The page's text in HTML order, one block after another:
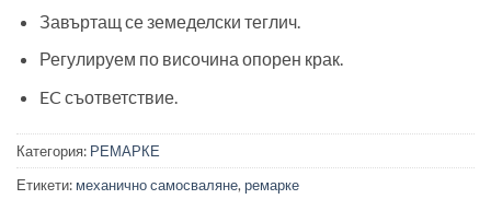
Завъртащ се земеделски теглич.
Регулируем по височина опорен крак.
EC съответствие.
Категория: РЕМАРКЕ
Етикети: механично самосваляне, ремарке